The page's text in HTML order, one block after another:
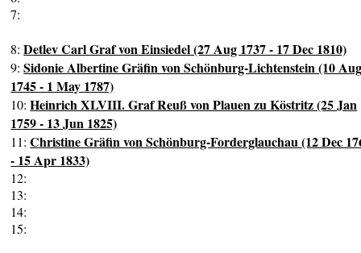
7:
8:Detlev Carl Graf von Einsiedel (27 Aug 1737 - 17 Dec 1810)
9:Sidonie Albertine Gräfin von Schönburg-Lichtenstein (10
1745 - 1 May 1787)
10:Heinrich XLVIII. Graf Reuß von Plauen zu Köstritz (25 Jan
1759 - 13 Jun 1825)
11:Christine Gräfin von Schönburg-Forderglauchau (12 Dec
- 15 Apr 1833)
12:
13:
14:
15: